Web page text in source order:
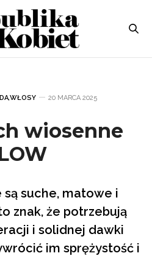
,WŁOSY 20 MARCA 2025
wiosenne
są suche, matowe i
znak, że potrzebują
i solidnej dawki
im sprężystość i